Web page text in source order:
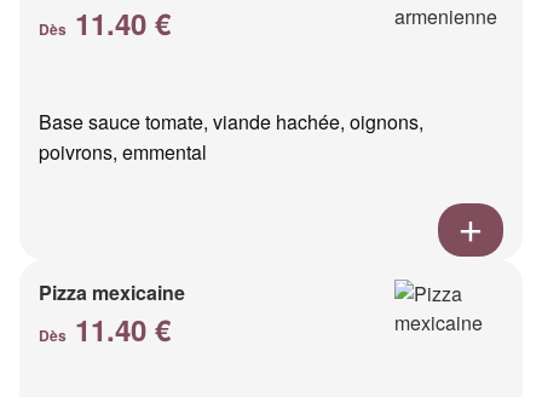
Dès 11.40 €
Base sauce tomate, viande hachée, oignons,
poivrons, emmental
Pizza mexicaine
Dès 11.40 €